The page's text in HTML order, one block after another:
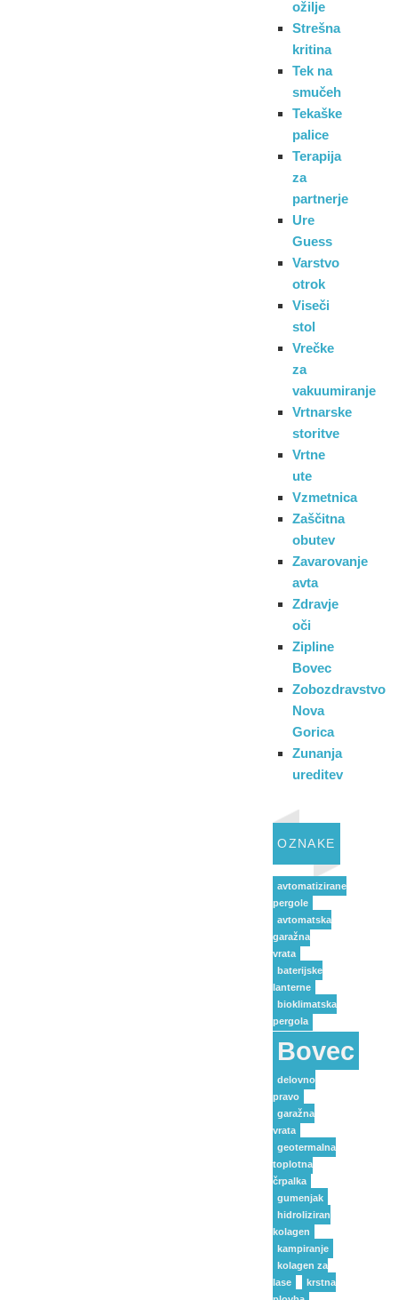
ožilje
Strešna
kritina
Tek na
smučeh
Tekaške
palice
Terapija
za
partnerje
Ure
Guess
Varstvo
otrok
Viseči
stol
Vrečke
za
vakuumiranje
Vrtnarske
storitve
Vrtne
ute
Vzmetnica
Zaščitna
obutev
Zavarovanje
avta
Zdravje
oči
Zipline
Bovec
Zobozdravstvo
Nova
Gorica
Zunanja
ureditev
OZNAKE
avtomatizirane
pergole
avtomatska
garažna
vrata
baterijske
lanterne
bioklimatska
pergola
Bovec
delovno
pravo
garažna
vrata
geotermalna
toplotna
črpalka
gumenjak
hidroliziran
kolagen
kampiranje
kolagen za
lase
krstna